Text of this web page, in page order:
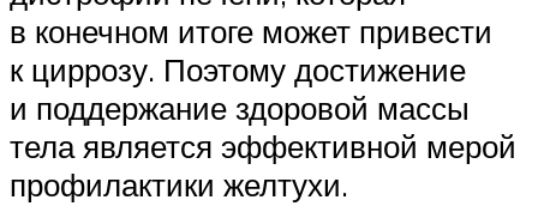
в конечном итоге может привести
к циррозу. Поэтому достижение
и поддержание здоровой массы
тела является эффективной мерой
профилактики желтухи.